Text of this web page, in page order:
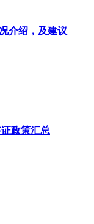
介绍，及建议
政策汇总